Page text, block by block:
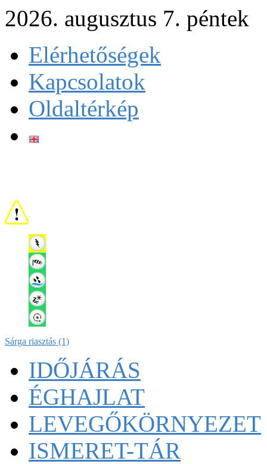
2026. augusztus 7. péntek
Elérhetőségek
Kapcsolatok
Oldaltérkép
Sárga riasztás (1)
IDŐJÁRÁS
ÉGHAJLAT
LEVEGŐKÖRNYEZET
ISMERET-TÁR